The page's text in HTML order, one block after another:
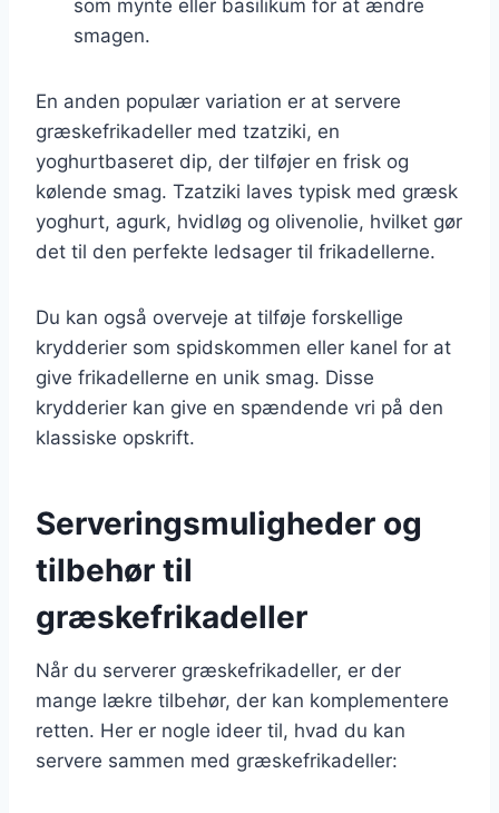
som mynte eller basilikum for at ændre
smagen.
En anden populær variation er at servere
græskefrikadeller med tzatziki, en
yoghurtbaseret dip, der tilføjer en frisk og
kølende smag. Tzatziki laves typisk med græsk
yoghurt, agurk, hvidløg og olivenolie, hvilket gør
det til den perfekte ledsager til frikadellerne.
Du kan også overveje at tilføje forskellige
krydderier som spidskommen eller kanel for at
give frikadellerne en unik smag. Disse
krydderier kan give en spændende vri på den
klassiske opskrift.
Serveringsmuligheder og
tilbehør til
græskefrikadeller
Når du serverer græskefrikadeller, er der
mange lækre tilbehør, der kan komplementere
retten. Her er nogle ideer til, hvad du kan
servere sammen med græskefrikadeller: